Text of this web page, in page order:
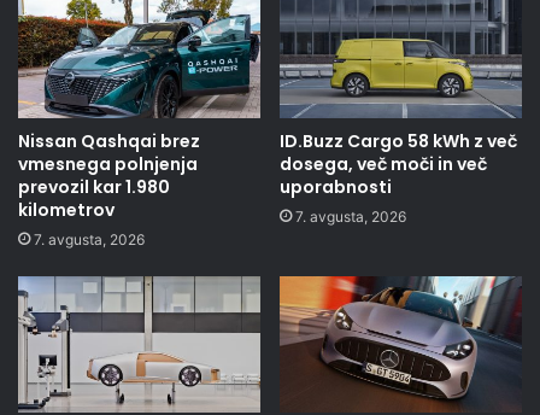
Nissan Qashqai brez
vmesnega polnjenja
prevozil kar 1.980
kilometrov
7. avgusta, 2026
ID.Buzz Cargo 58 kWh z več
dosega, več moči in več
uporabnosti
7. avgusta, 2026